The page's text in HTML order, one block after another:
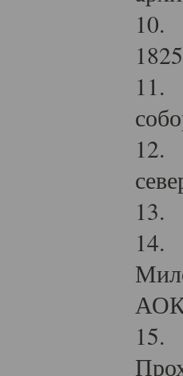
10.
11.
12.
13.
14.
15.